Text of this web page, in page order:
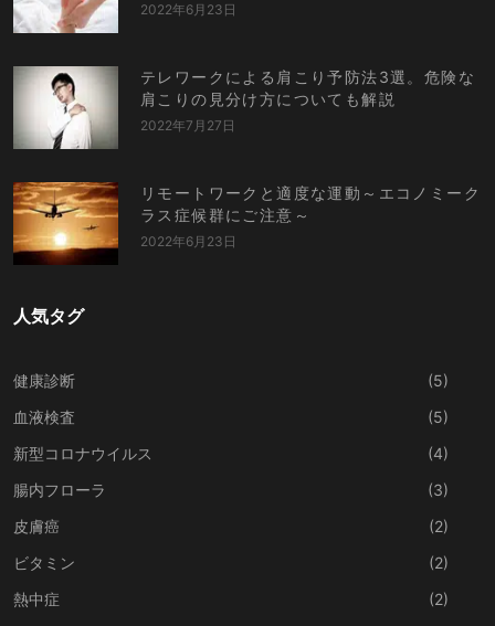
2022年6月23日
テレワークによる肩こり予防法3選。危険な
肩こりの見分け方についても解説
2022年7月27日
リモートワークと適度な運動～エコノミーク
ラス症候群にご注意～
2022年6月23日
人気タグ
健康診断
(5)
血液検査
(5)
新型コロナウイルス
(4)
腸内フローラ
(3)
皮膚癌
(2)
ビタミン
(2)
熱中症
(2)